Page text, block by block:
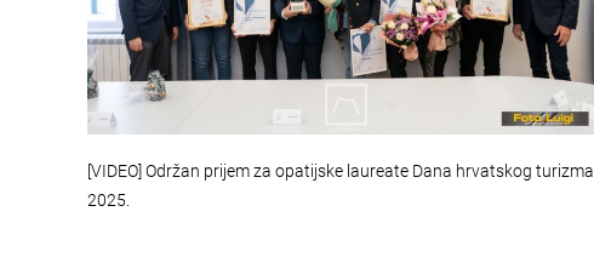
[VIDEO] Održan prijem za opatijske laureate Dana hrvatskog turizma
2025.